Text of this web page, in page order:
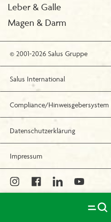
Leber & Galle
Magen & Darm
© 2001-2026 Salus Gruppe
Salus International
Compliance/Hinweisgebersystem
Datenschutzerklärung
Impressum